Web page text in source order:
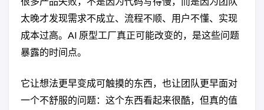
太晚才发现需求不成立、流程不顺、用户不懂、实现
成本过高。AI 原型工厂真正可能改变的，是这些问题
暴露的时间点。
它让想法更早变成可触摸的东西，也让团队更早面对
一个不舒服的问题：这个东西看起来很酷，但真的值